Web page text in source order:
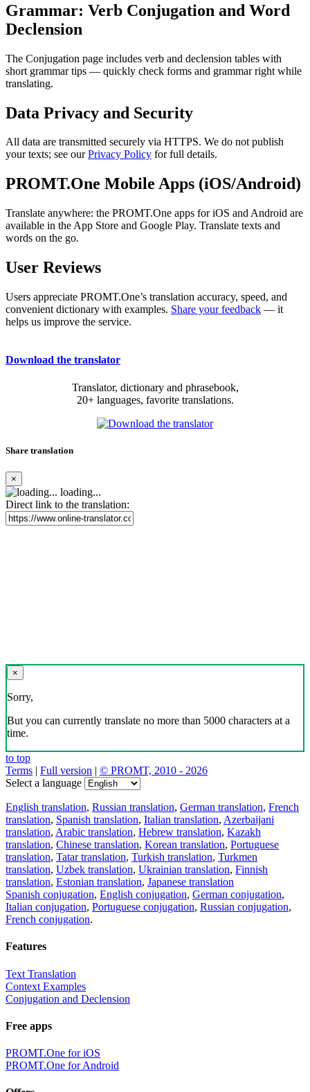
Grammar: Verb Conjugation and Word
Declension
The Conjugation page includes verb and declension tables with
short grammar tips — quickly check forms and grammar right while
translating.
Data Privacy and Security
All data are transmitted securely via HTTPS. We do not publish
your texts; see ourPrivacy Policy for full details.
PROMT.One Mobile Apps (iOS/Android)
Translate anywhere: the PROMT.One apps for iOS and Android are
available in the App Store and Google Play. Translate texts and
words on the go.
User Reviews
Users appreciate PROMT.One’s translation accuracy, speed, and
convenient dictionary with examples. Share your feedback — it
helps us improve the service.
Download the translator
Translator, dictionary and phrasebook,
20+ languages, favorite translations.
Share translation
×
loading...
Direct link to the translation:
×
Sorry,
But you can currently translate no more than 5000 characters at a
time.
to top
Terms | Full version | © PROMT, 2010 - 2026
Select a language
English translation, Russian translation, German translation, French
translation, Spanish translation, Italian translation, Azerbaijani
translation, Arabic translation, Hebrew translation, Kazakh
translation, Chinese translation, Korean translation, Portuguese
translation, Tatar translation, Turkish translation, Turkmen
translation, Uzbek translation, Ukrainian translation, Finnish
translation, Estonian translation, Japanese translation
Spanish conjugation, English conjugation, German conjugation,
Italian conjugation, Portuguese conjugation, Russian conjugation,
French conjugation.
Features
Text Translation
Context Examples
Conjugation and Declension
Free apps
PROMT.One for iOS
PROMT.One for Android